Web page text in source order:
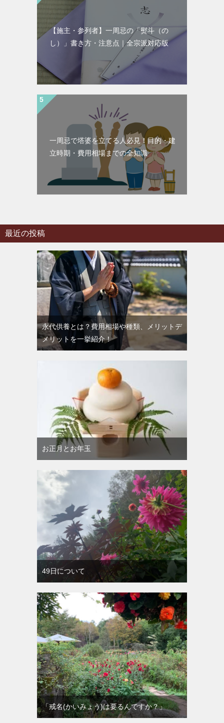
【施主・参列者】一周忌の「熨斗（の
し）」書き方・注意点｜全宗派対応版
一周忌で塔婆を立てる人必見！目的・建
立時期・費用相場までの全知識
最近の投稿
永代供養とは？費用相場や種類、メリットデ
メリットを一挙紹介！
お正月とお年玉
49日について
「戒名(かいみょう)は要るんですか？」